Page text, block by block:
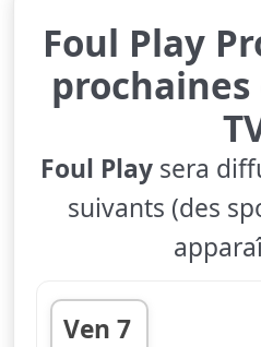
Foul Play
Foul Playsera
suivants (des
Ven 7